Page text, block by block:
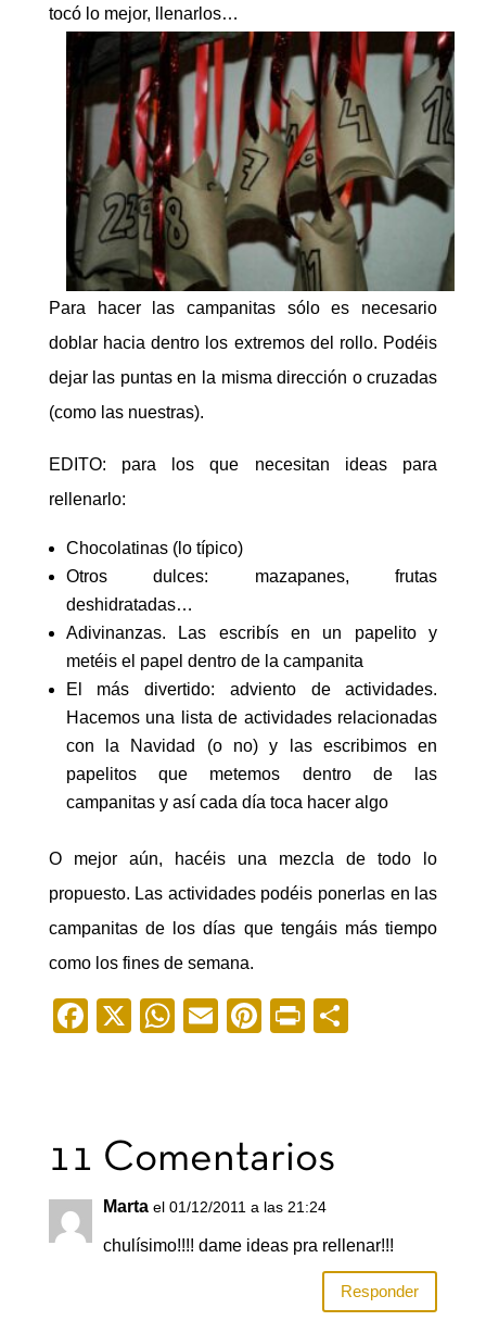
tocó lo mejor, llenarlos…
Para hacer las campanitas sólo es necesario
doblar hacia dentro los extremos del rollo. Podéis
dejar las puntas en la misma dirección o cruzadas
(como las nuestras).
EDITO: para los que necesitan ideas para
rellenarlo:
Chocolatinas (lo típico)
Otros dulces: mazapanes, frutas
deshidratadas…
Adivinanzas. Las escribís en un papelito y
metéis el papel dentro de la campanita
El más divertido: adviento de actividades.
Hacemos una lista de actividades relacionadas
con la Navidad (o no) y las escribimos en
papelitos que metemos dentro de las
campanitas y así cada día toca hacer algo
O mejor aún, hacéis una mezcla de todo lo
propuesto. Las actividades podéis ponerlas en las
campanitas de los días que tengáis más tiempo
como los fines de semana.
F
b
o
o
k
X
W
A
p
E
Pi
st
Pr
11 Comentarios
Marta el 01/12/2011 a las 21:24
chulísimo!!!! dame ideas pra rellenar!!!
Responder